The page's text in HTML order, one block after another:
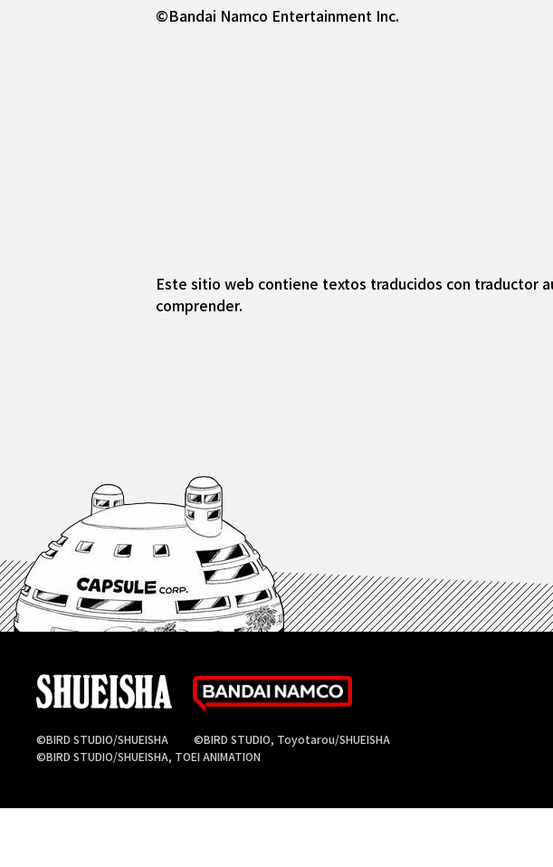
©Bandai Namco Entertainment Inc.
Este sitio web contiene textos traducidos con traductor
comprender.
©BIRD STUDIO/SHUEISHA
©BIRD STUDIO, Toyotarou/SHUEISHA
©BIRD STUDIO/SHUEISHA, TOEI ANIMATION